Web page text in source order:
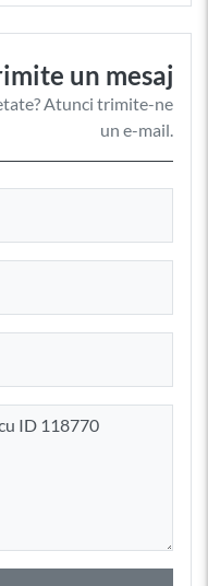
un mesaj
Atunci trimite-ne
un e-mail.